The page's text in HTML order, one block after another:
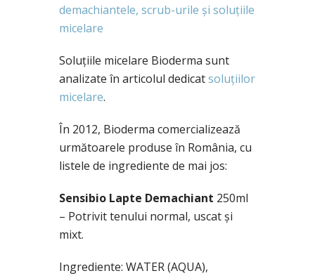
demachiantele, scrub-urile și soluțiile
micelare
Soluțiile micelare Bioderma sunt
analizate în articolul dedicatsoluțiilor
micelare.
În 2012, Bioderma comercializează
următoarele produse în România, cu
listele de ingrediente de mai jos:
Sensibio Lapte Demachiant 250ml
– Potrivit tenului normal, uscat și
mixt.
Ingrediente: WATER (AQUA),